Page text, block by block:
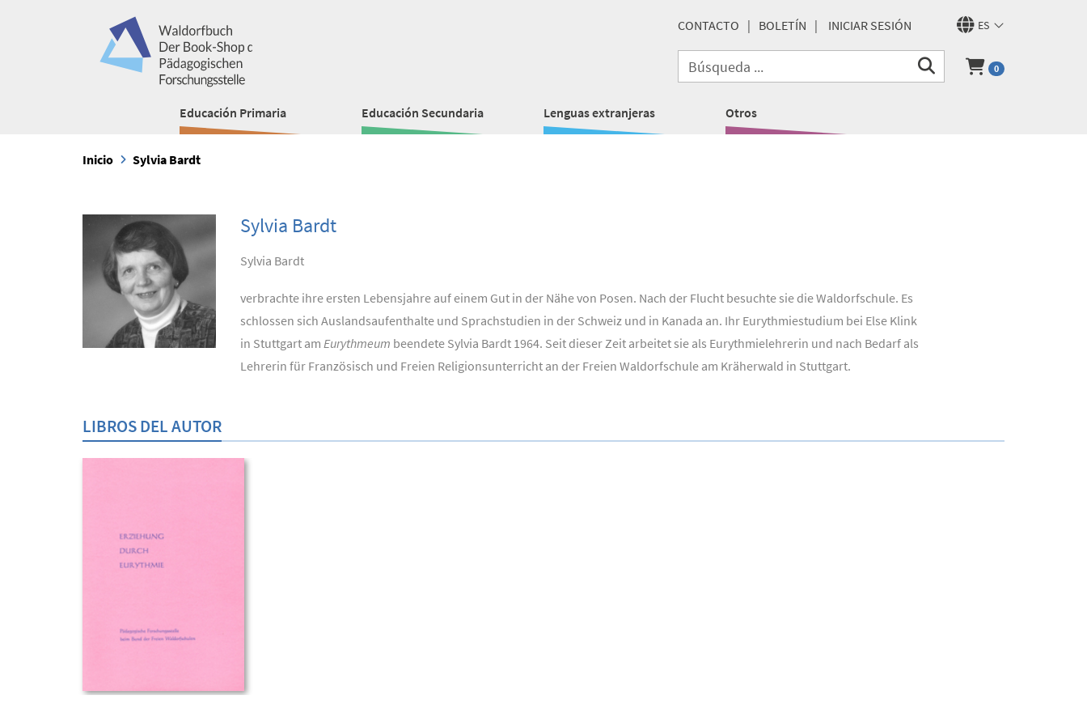
ES
CONTACTO BOLETÍN INICIAR SESIÓN
0
Educación Primaria Educación Secundaria Lenguas extranjeras Otros
Inicio Sylvia Bardt
Sylvia Bardt
Sylvia Bardt
verbrachte ihre ersten Lebensjahre auf einem Gut in der Nähe von Posen. Nach der Flucht besuchte sie die Waldorfschule. Es
schlossen sich Auslandsaufenthalte und Sprachstudien in der Schweiz und in Kanada an. Ihr Eurythmiestudium bei Else Klink
in Stuttgart am Eurythmeum beendete Sylvia Bardt 1964. Seit dieser Zeit arbeitet sie als Eurythmielehrerin und nach Bedarf als
Lehrerin für Französisch und Freien Religionsunterricht an der Freien Waldorfschule am Kräherwald in Stuttgart.
LIBROS DEL AUTOR